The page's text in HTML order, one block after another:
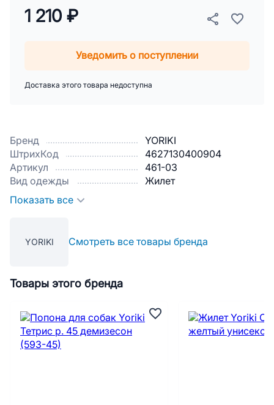
Бренд
YORIKI
ШтрихКод
4627130400904
Артикул
461-03
Вид одежды
Жилет
Показать все
YORIKI Смотреть все товары бренда
1 210 ₽
Уведомить о поступлении
Доставка этого товара недоступна
Товары этого бренда